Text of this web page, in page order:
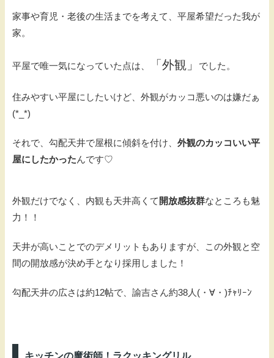
家事や育児・老後の生活までを考えて、平屋希望だった我が
家。
平屋で唯一気になっていた点は、 「外観」 でした。
住みやすい平屋にしたいけど、外観がカッコ悪いのは嫌だぁ
(*_*)
それで、勾配天井で屋根に傾斜を付け、 外観のカッコいい平
屋にしたかったんです♡
外観だけでなく、内観も天井高くて 開放感抜群なところも魅
力！！
天井が高いことでのデメリットもありますが、この外観と空
間の開放感が決め手となり採用しました！
勾配天井の広さは約12帖で、諭吉さん約38人(・∀・)ﾁｬﾘｰﾝ
キッチンの魔術師！ラクッキングリル